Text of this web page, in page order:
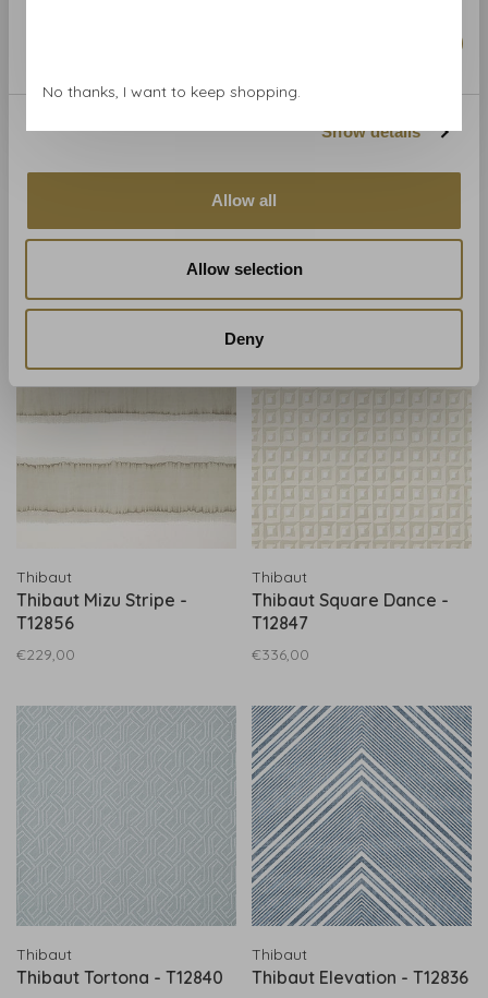
Show details
Allow all
Allow selection
Deny
Thibaut Equinox - T12822
Thibaut
T12815
€864,00
Thibaut
Thibaut Mizu Stripe -
T12856
€229,00
Thibaut
Thibaut Square Dance -
T12847
€336,00
Thibaut
Thibaut Tortona - T12840
Thibaut
Thibaut Elevation - T12836
No thanks, I want to keep shopping.